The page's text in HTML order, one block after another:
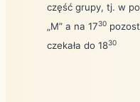
część grupy, tj. w
„M” a na 1730
czekała do 1830